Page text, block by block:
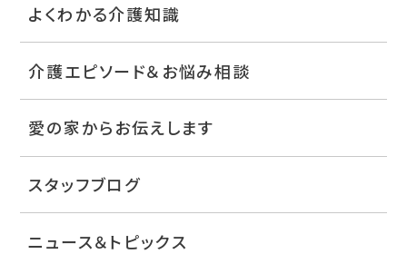
よくわかる介護知識
介護エピソード＆お悩み相談
愛の家からお伝えします
スタッフブログ
ニュース＆トピックス